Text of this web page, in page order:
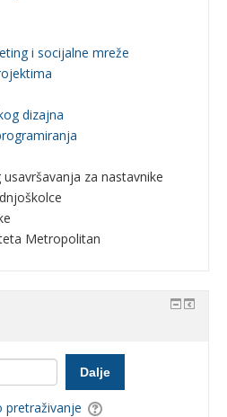
i socijalne mreže
dizajna
za nastavnike
Metropolitan
Dalje
pretraživanje